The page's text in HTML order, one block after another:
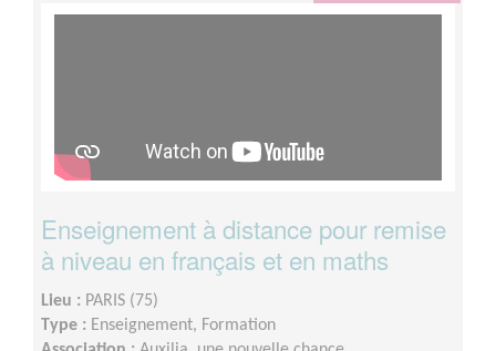
Enseignement à distance pour remise
à niveau en français et en maths
Lieu : PARIS (75)
Type : Enseignement, Formation